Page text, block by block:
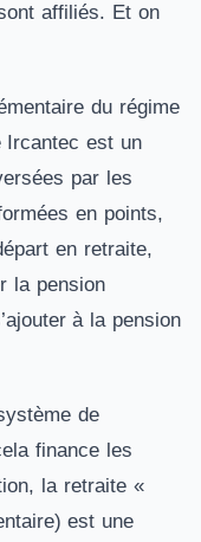
affiliés. Et on
du régime
Ircantec est un
par les
en points,
en retraite,
la pension
à la pension
de
finance les
la retraite «
est une